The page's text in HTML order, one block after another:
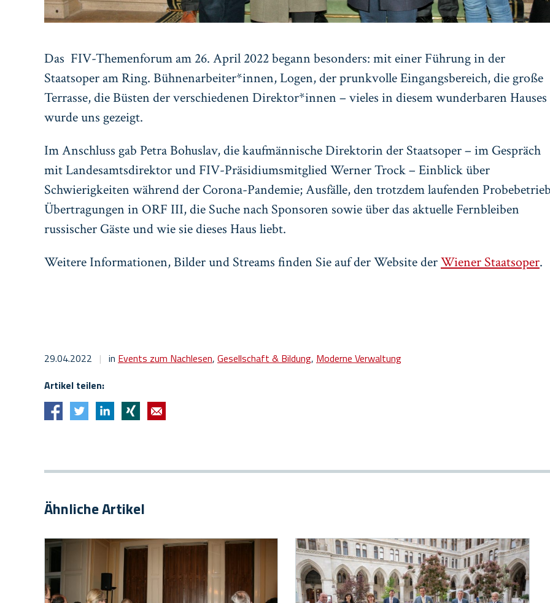
Das FIV-Themenforum am 26. April 2022 begann besonders: mit einer Führung in der
Staatsoper am Ring. Bühnenarbeiter*innen, Logen, der prunkvolle Eingangsbereich, die große
Terrasse, die Büsten der verschiedenen Direktor*innen – vieles in diesem wunderbaren Hauses
wurde uns gezeigt.
Im Anschluss gab Petra Bohuslav, die kaufmännische Direktorin der Staatsoper – im Gespräch
mit Landesamtsdirektor und FIV-Präsidiumsmitglied Werner Trock – Einblick über
Schwierigkeiten während der Corona-Pandemie; Ausfälle, den trotzdem laufenden
Übertragungen in ORF III, die Suche nach Sponsoren sowie über das aktuelle Fernbleiben
russischer Gäste und wie sie dieses Haus liebt.
Weitere Informationen, Bilder und Streams finden Sie auf der Website derWiener Staatsoper.
29.04.2022 | in Events zum Nachlesen, Gesellschaft & Bildung, Moderne Verwaltung
Artikel teilen:
Ähnliche Artikel